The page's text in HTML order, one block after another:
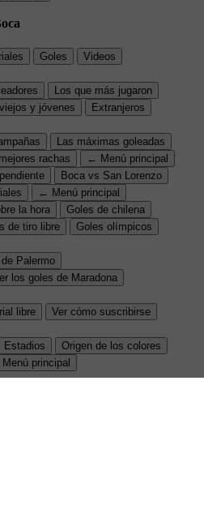
Goles
Videos
Los que más jugaron
y jóvenes
Extranjeros
Las máximas goleadas
rachas
← Menú principal
Boca vs San Lorenzo
← Menú principal
la hora
Goles de chilena
de tiro libre
Goles olímpicos
Palermo
los goles de Maradona
libre
Ver cómo suscribirse
Estadios
Origen de los colores
principal